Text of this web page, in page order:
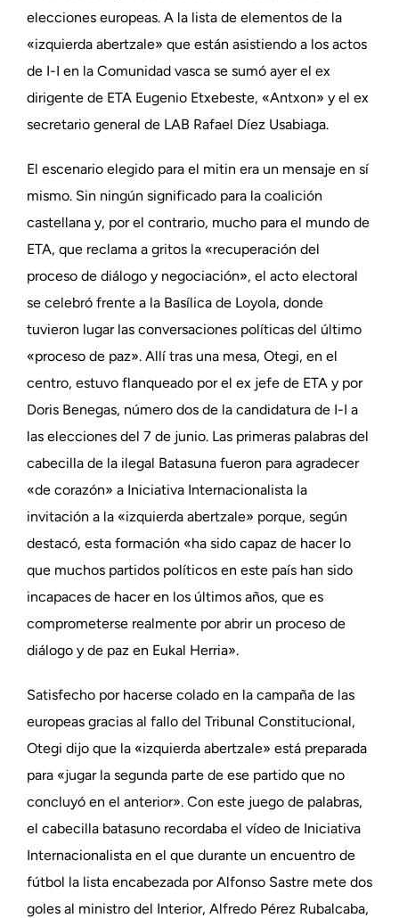
elecciones europeas. A la lista de elementos de la
«izquierda abertzale» que están asistiendo a los actos
de I-I en la Comunidad vasca se sumó ayer el ex
dirigente de ETA Eugenio Etxebeste, «Antxon» y el ex
secretario general de LAB Rafael Díez Usabiaga.
El escenario elegido para el mitin era un mensaje en sí
mismo. Sin ningún significado para la coalición
castellana y, por el contrario, mucho para el mundo de
ETA, que reclama a gritos la «recuperación del
proceso de diálogo y negociación», el acto electoral
se celebró frente a la Basílica de Loyola, donde
tuvieron lugar las conversaciones políticas del último
«proceso de paz». Allí tras una mesa, Otegi, en el
centro, estuvo flanqueado por el ex jefe de ETA y por
Doris Benegas, número dos de la candidatura de I-I a
las elecciones del 7 de junio. Las primeras palabras del
cabecilla de la ilegal Batasuna fueron para agradecer
«de corazón» a Iniciativa Internacionalista la
invitación a la «izquierda abertzale» porque, según
destacó, esta formación «ha sido capaz de hacer lo
que muchos partidos políticos en este país han sido
incapaces de hacer en los últimos años, que es
comprometerse realmente por abrir un proceso de
diálogo y de paz en Eukal Herria».
Satisfecho por hacerse colado en la campaña de las
europeas gracias al fallo del Tribunal Constitucional,
Otegi dijo que la «izquierda abertzale» está preparada
para «jugar la segunda parte de ese partido que no
concluyó en el anterior». Con este juego de palabras,
el cabecilla batasuno recordaba el vídeo de Iniciativa
Internacionalista en el que durante un encuentro de
fútbol la lista encabezada por Alfonso Sastre mete dos
goles al ministro del Interior, Alfredo Pérez Rubalcaba,